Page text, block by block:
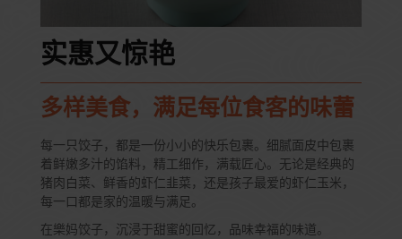
实惠又惊艳
多样美食，满足每位食客的味蕾
每一只饺子，都是一份小小的快乐包裹。细腻面皮中包裹
着鲜嫩多汁的馅料，精工细作，满载匠心。无论是经典的
猪肉白菜、鲜香的虾仁韭菜，还是孩子最爱的虾仁玉米，
每一口都是家的温暖与满足。
在樂妈饺子，沉浸于甜蜜的回忆，品味幸福的味道。